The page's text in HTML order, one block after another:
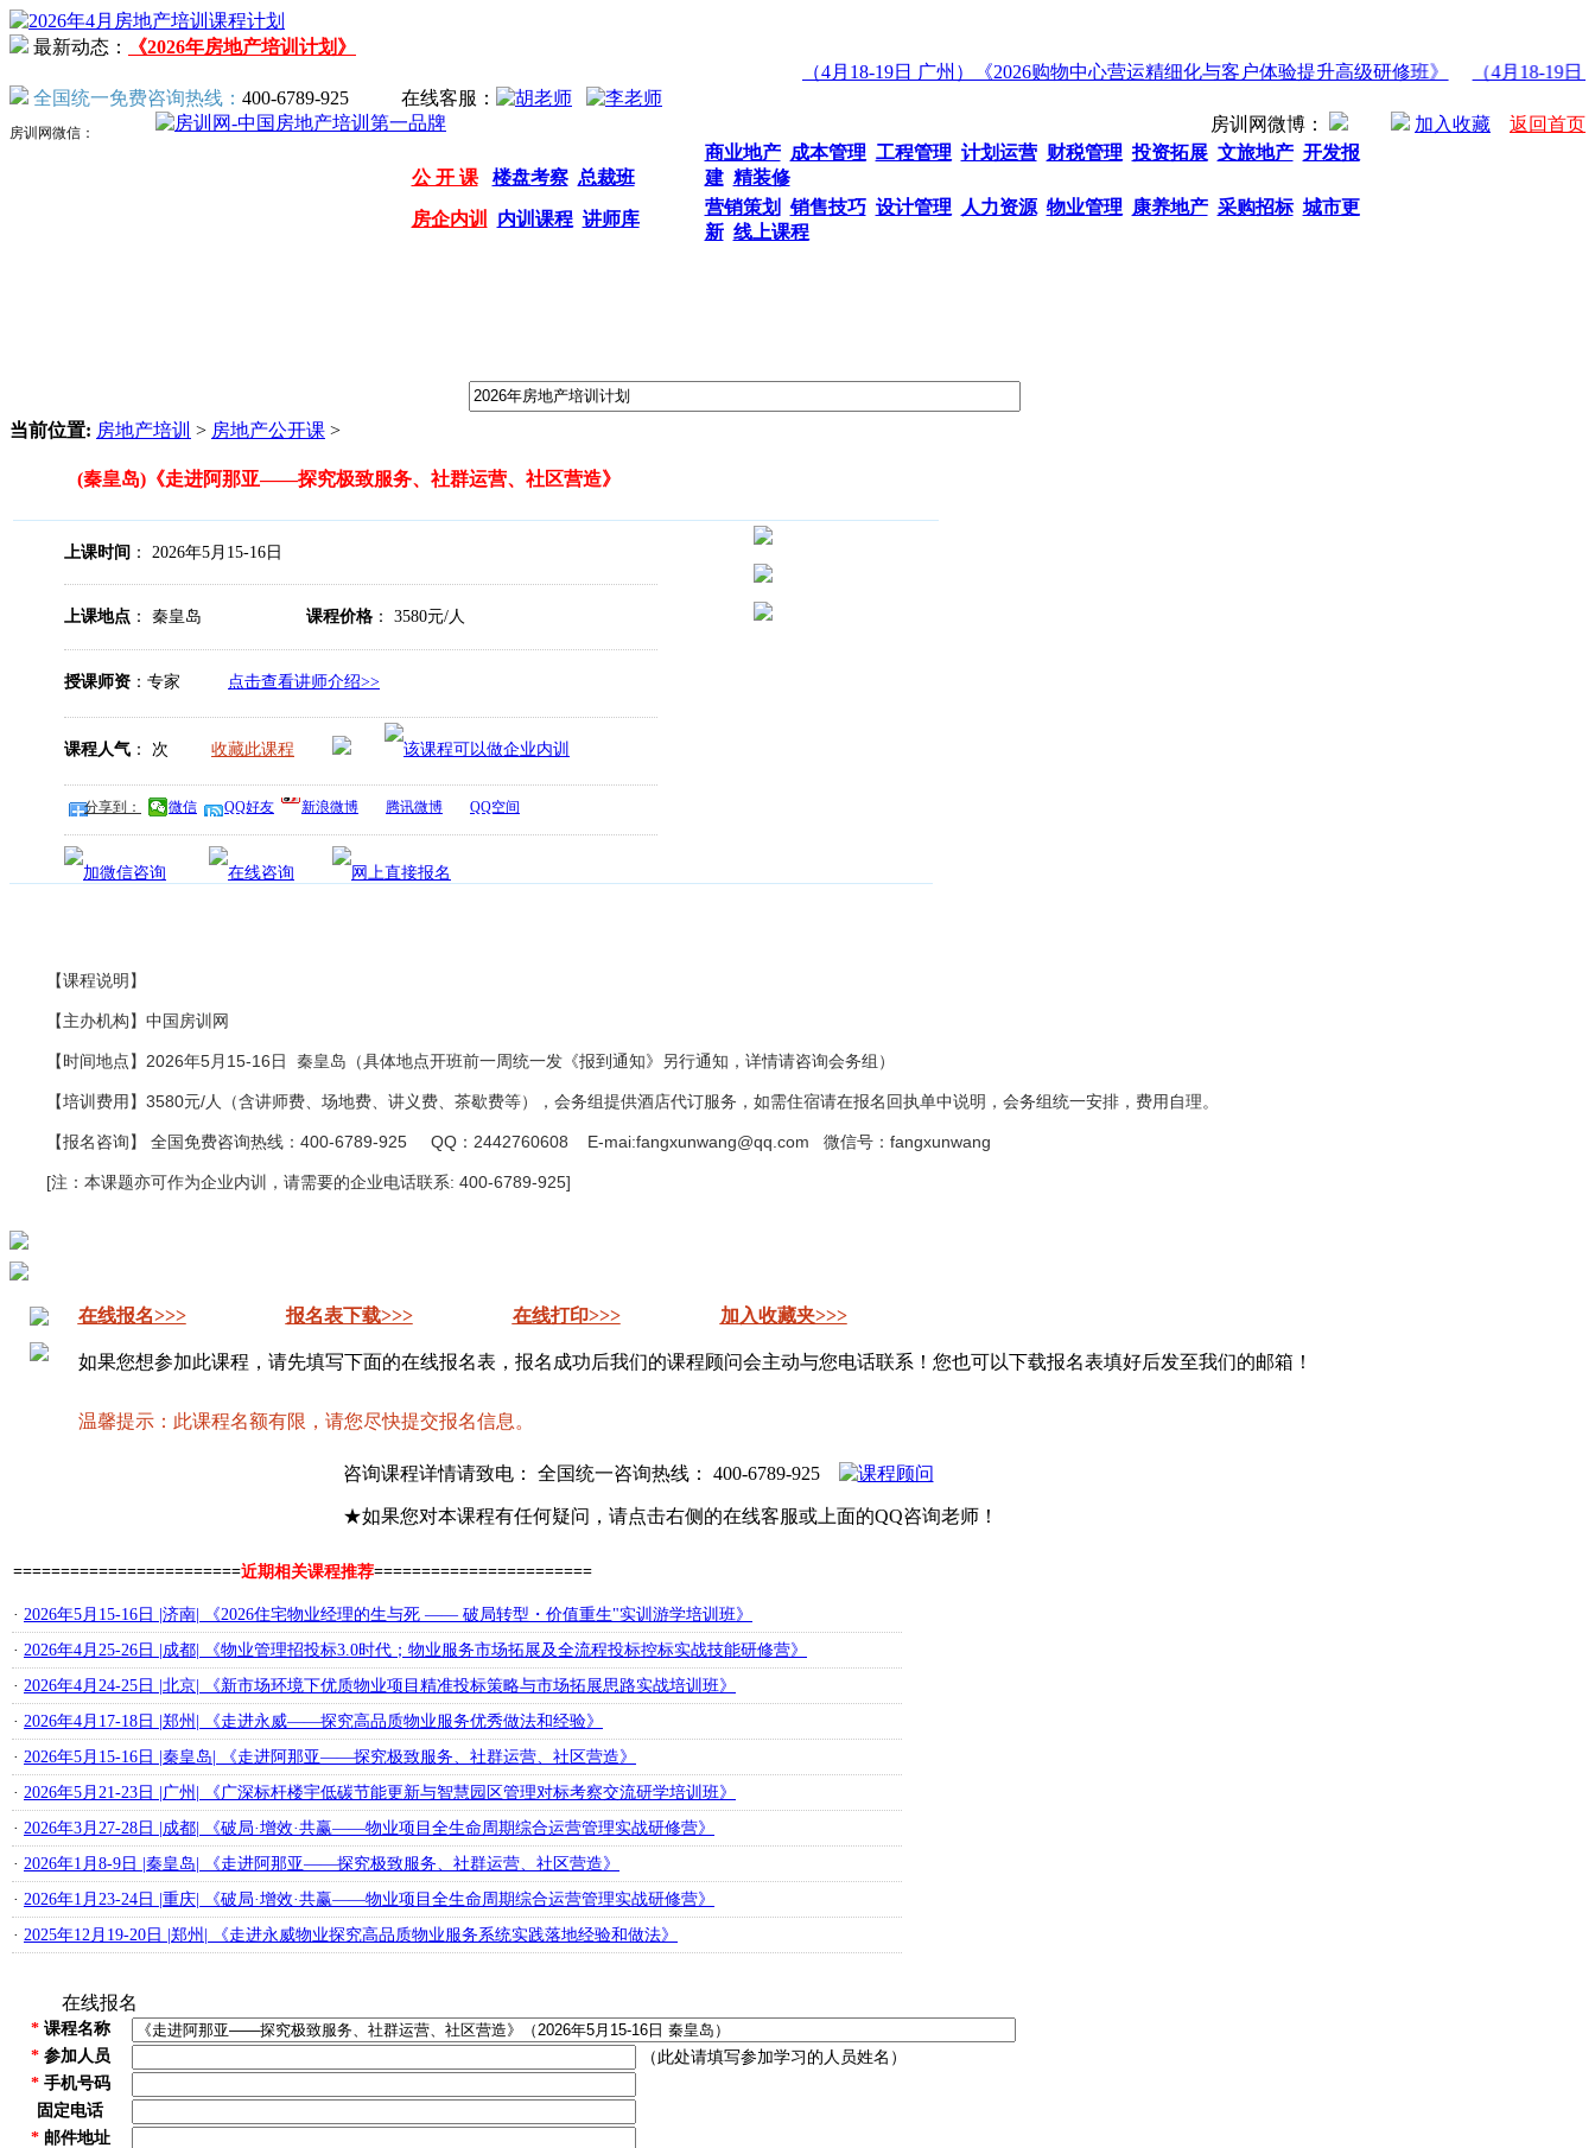
最新动态：
《2026年房地产培训计划》
（4月18-19日 广州）《2026购物中心营运精细化与客户体验提升高级研修班》
（4月18-19日 北
全国统一免费咨询热线： 400-6789-925 在线客服：
房训网微信： 房训网微博： 加入收藏 返回首页
公 开 课 楼盘考察 总裁班
商业地产 成本管理 工程管理 计划运营 财税管理 投资拓展 文旅地产 开发报
建 精装修
房企内训 内训课程 讲师库
营销策划 销售技巧 设计管理 人力资源 物业管理 康养地产 采购招标 城市更
新 线上课程
当前位置: 房地产培训 > 房地产公开课 >
(秦皇岛)《走进阿那亚——探究极致服务、社群运营、社区营造》
上课时间 ： 2026年5月15-16日
上课地点 ： 秦皇岛 课程价格 ： 3580元/人
授课师资 ：专家 点击查看讲师介绍>>
课程人气 ： 次 收藏此课程
分享到： 微信 QQ好友 新浪微博 腾讯微博 QQ空间
【课程说明】
【主办机构】中国房训网
【时间地点】2026年5月15-16日 秦皇岛（具体地点开班前一周统一发《报到通知》另行通知，详情请咨询会务组）
【培训费用】3580元/人（含讲师费、场地费、讲义费、茶歇费等），会务组提供酒店代订服务，如需住宿请在报名回执单中说明，会务组统一安排，费用自理。
【报名咨询】 全国免费咨询热线：400-6789-925 QQ：2442760608 E-mai:fangxunwang@qq.com 微信号：fangxunwang
[注：本课题亦可作为企业内训，请需要的企业电话联系: 400-6789-925]
在线报名>>> 报名表下载>>> 在线打印>>> 加入收藏夹>>>
如果您想参加此课程，请先填写下面的在线报名表，报名成功后我们的课程顾问会主动与您电话联系！您也可以下载报名表填好后发至我们的邮箱！
温馨提示：此课程名额有限，请您尽快提交报名信息。
咨询课程详情请致电： 全国统一咨询热线： 400-6789-925
★如果您对本课程有任何疑问，请点击右侧的在线客服或上面的QQ咨询老师！
========================近期相关课程推荐=======================
· 2026年5月15-16日 |济南| 《2026住宅物业经理的生与死 —— 破局转型・价值重生"实训游学培训班》
· 2026年4月25-26日 |成都| 《物业管理招投标3.0时代；物业服务市场拓展及全流程投标控标实战技能研修营》
· 2026年4月24-25日 |北京| 《新市场环境下优质物业项目精准投标策略与市场拓展思路实战培训班》
· 2026年4月17-18日 |郑州| 《走进永威——探究高品质物业服务优秀做法和经验》
· 2026年5月15-16日 |秦皇岛| 《走进阿那亚——探究极致服务、社群运营、社区营造》
· 2026年5月21-23日 |广州| 《广深标杆楼宇低碳节能更新与智慧园区管理对标考察交流研学培训班》
· 2026年3月27-28日 |成都| 《破局·增效·共赢——物业项目全生命周期综合运营管理实战研修营》
· 2026年1月8-9日 |秦皇岛| 《走进阿那亚——探究极致服务、社群运营、社区营造》
· 2026年1月23-24日 |重庆| 《破局·增效·共赢——物业项目全生命周期综合运营管理实战研修营》
· 2025年12月19-20日 |郑州| 《走进永威物业探究高品质物业服务系统实践落地经验和做法》
在线报名
*课程名称
*参加人员
（此处请填写参加学习的人员姓名）
*手机号码
固定电话
*邮件地址